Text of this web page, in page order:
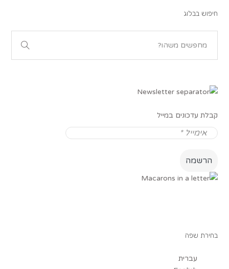
חיפוש בבלוג
קבלת עדכונים במייל
בחירת שפה
עברית